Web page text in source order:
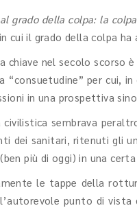
grado della colpa: la
cui il grado della colpa
chiave nel secolo scorso
“consuetudine” per cui,
in una prospettiva
sembrava
dei sanitari, ritenuti gli
più di oggi) in una
le tappe della
l’autorevole punto di